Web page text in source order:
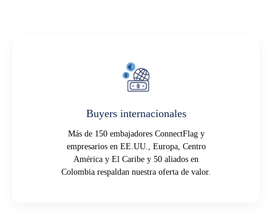
Buyers internacionales
Más de 150 embajadores ConnectFlag y
empresarios en EE.UU., Europa, Centro
América y El Caribe y 50 aliados en
Colombia respaldan nuestra oferta de valor.